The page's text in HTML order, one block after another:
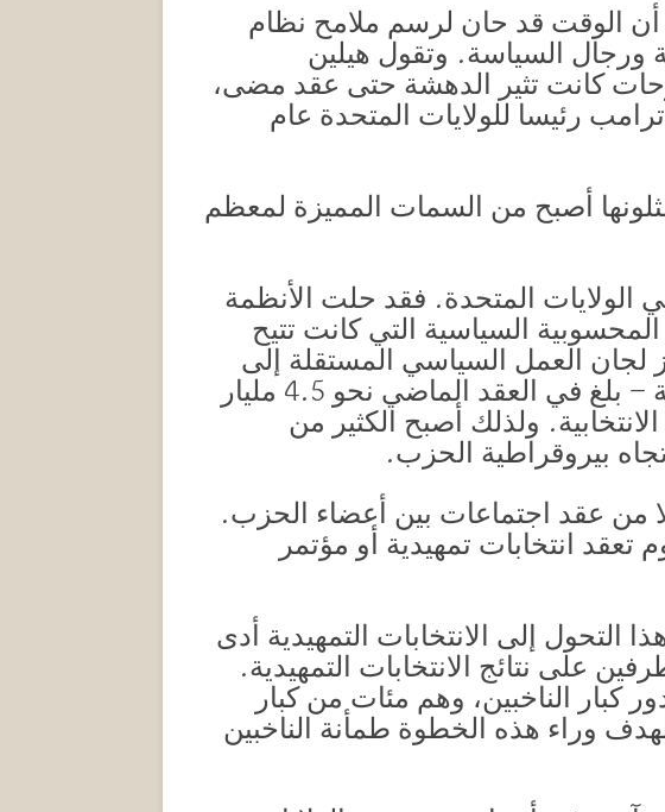
أن الوقت قد حان لرسم ملامح نظام
ورجال السياسة. وتقول هيلين
كانت تثير الدهشة حتى عقد مضى،
في عام 2008 وانتخاب دونالد ترامب رئيسا للولايات المتحدة عام
أصبح من السمات المميزة لمعظم
الولايات المتحدة. فقد حلت الأنظمة
السياسية التي كانت تتيح
لجان العمل السياسي المستقلة إلى
توفير مصدر ثابت للمرشحين السياسيين لتمويل حملاتهم الانتخابية – بلغ في العقد الماضي نحو 4.5 مليار
ولذلك أصبح الكثير من
بيروقراطية الحزب.
من عقد اجتماعات بين أعضاء الحزب.
عام 1968، فإن كل ولاية اليوم تعقد انتخابات تمهيدية أو مؤتمر
التحول إلى الانتخابات التمهيدية أدى
على نتائج الانتخابات التمهيدية.
دور كبار الناخبين، وهم مئات من كبار
وراء هذه الخطوة طمأنة الناخبين